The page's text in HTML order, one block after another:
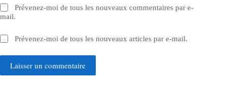
Prévenez-moi de tous les nouveaux commentaires par e-
mail.
Prévenez-moi de tous les nouveaux articles par e-mail.
Laisser un commentaire